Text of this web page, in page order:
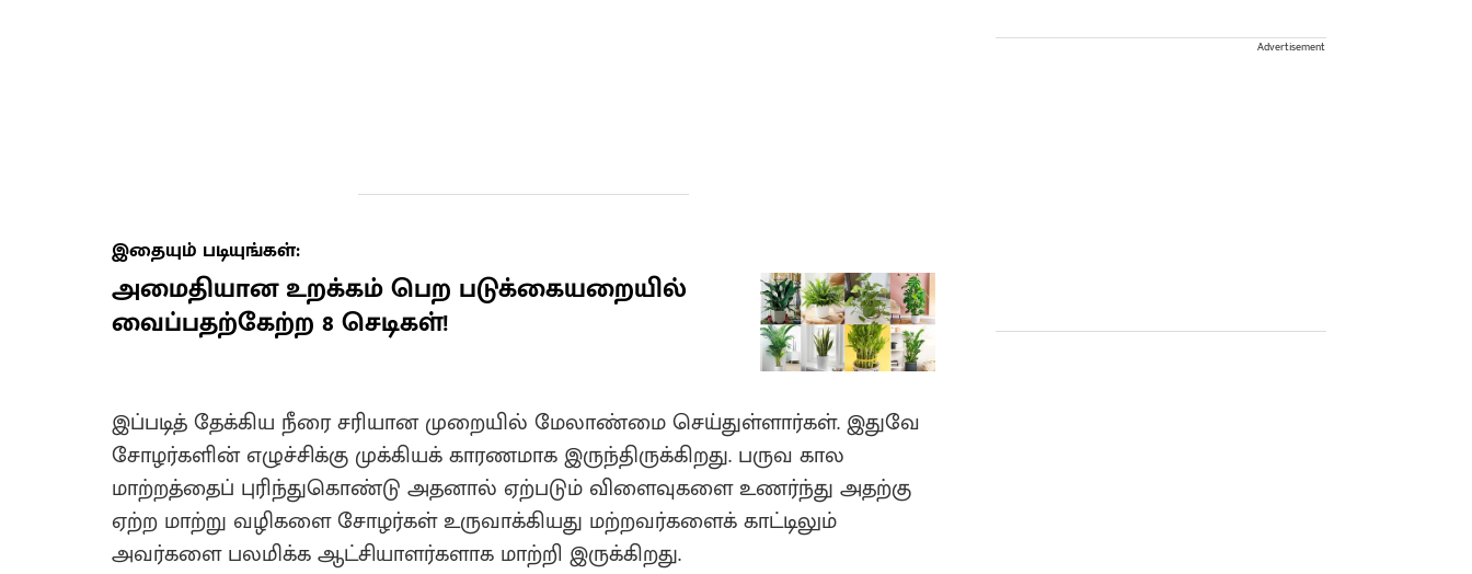
இதையும் படியுங்கள்:
அமைதியான உறக்கம் பெற படுக்கையறையில்
வைப்பதற்கேற்ற 8 செடிகள்!
இப்படித் தேக்கிய நீரை சரியான முறையில் மேலாண்மை செய்துள்ளார்கள். இதுவே
சோழர்களின் எழுச்சிக்கு முக்கியக் காரணமாக இருந்திருக்கிறது. பருவ கால
மாற்றத்தைப் புரிந்துகொண்டு அதனால் ஏற்படும் விளைவுகளை உணர்ந்து அதற்கு
ஏற்ற மாற்று வழிகளை சோழர்கள் உருவாக்கியது மற்றவர்களைக் காட்டிலும்
அவர்களை பலமிக்க ஆட்சியாளர்களாக மாற்றி இருக்கிறது.
Advertisement